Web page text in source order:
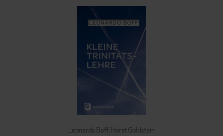
Leonardo Boff, Horst Goldstein